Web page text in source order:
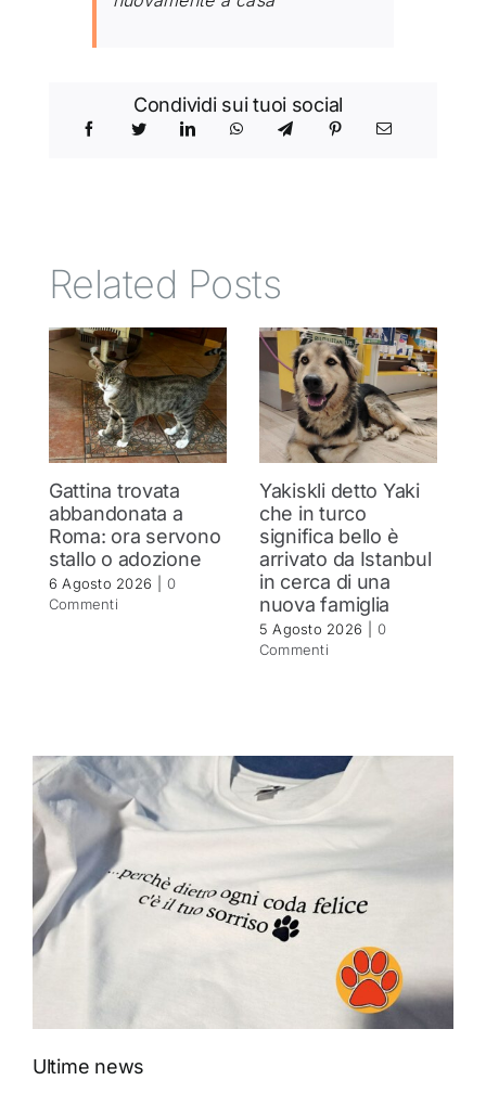
Condividi sui tuoi social
Related Posts
Gattina trovata
abbandonata a
Roma: ora servono
stallo o adozione
6 Agosto 2026
0
Commenti
Yakiskli detto Yaki
che in turco
significa bello è
arrivato da Istanbul
in cerca di una
nuova famiglia
5 Agosto 2026
0
Commenti
Ultime news